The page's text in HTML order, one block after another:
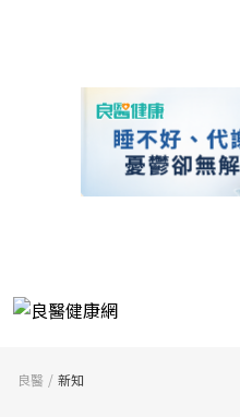
良醫 新知